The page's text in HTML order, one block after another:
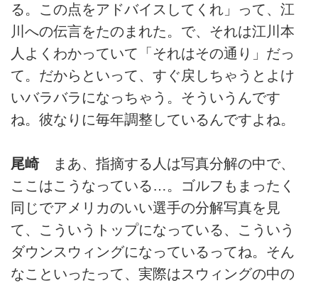
る。この点をアドバイスしてくれ」って、江
川への伝言をたのまれた。で、それは江川本
人よくわかっていて「それはその通り」だっ
て。だからといって、すぐ戻しちゃうとよけ
いバラバラになっちゃう。そういうんです
ね。彼なりに毎年調整しているんですよね。
尾崎まあ、指摘する人は写真分解の中で、
ここはこうなっている…。ゴルフもまったく
同じでアメリカのいい選手の分解写真を見
て、こういうトップになっている、こういう
ダウンスウィングになっているってね。そん
なこといったって、実際はスウィングの中の